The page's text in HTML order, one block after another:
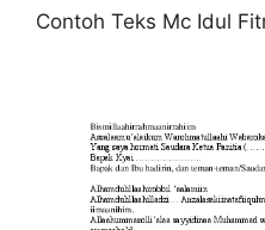
Contoh Teks Mc Idul